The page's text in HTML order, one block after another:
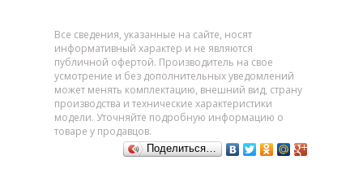
Все сведения, указанные на сайте, носят
информативный характер и не являются
публичной офертой. Производитель на свое
усмотрение и без дополнительных уведомлений
может менять комплектацию, внешний вид, страну
производства и технические характеристики
модели. Уточняйте подробную информацию о
товаре у продавцов.
Поделиться…